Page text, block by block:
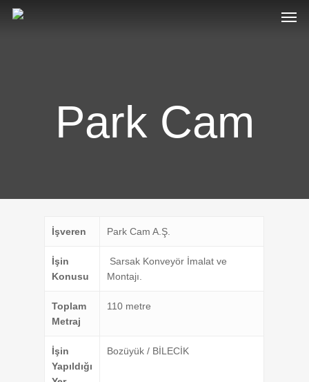
Park Cam
İşveren Park Cam A.Ş.
İşin
Konusu
Sarsak Konveyör İmalat ve
Montajı.
Toplam
Metraj
110 metre
İşin
Yapıldığı
Bozüyük / BİLECİK